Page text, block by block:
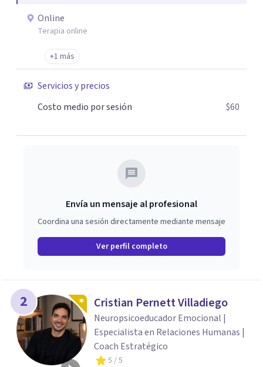
Online
Terapia online
+1 más
Servicios y precios
Costo medio por sesión
$60
Envía un mensaje al profesional
Coordina una sesión directamente mediante mensaje
Ver perfil completo
2 Cristian Pernett Villadiego
Neuropsicoeducador Emocional |
Especialista en Relaciones Humanas |
Coach Estratégico
5 / 5